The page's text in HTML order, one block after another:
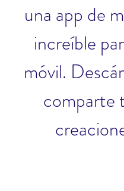
una app de
increíble
móvil.
comparte